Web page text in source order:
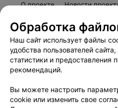
О проекте Новости
Пользовательское
Вакансии
Написать
Персональные
Обработка
Обработка
Наш сайт использует файлы
удобства пользователей
статистики и предоставления
рекомендаций.
Вы можете настроить
cookie или изменить свое